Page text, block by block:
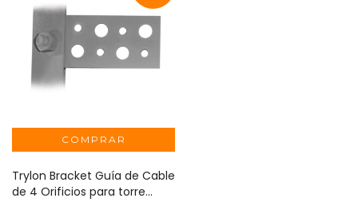
Trylon Bracket Guía de Cable
de 4 Orificios para torre